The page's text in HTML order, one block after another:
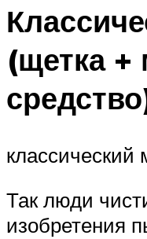
(щетка
классический
Так люди
изобретения